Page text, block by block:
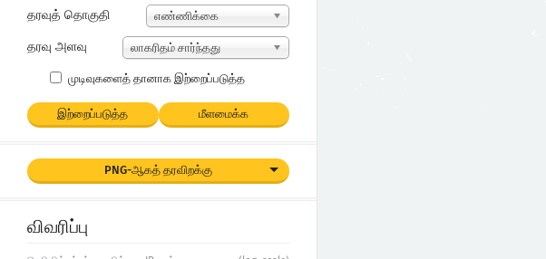
தரவுத் தொகுதி எண்ணிக்கை
தரவு அளவு லாகரிதம் சார்ந்தது
முடிவுகளைத் தானாக இற்றைப்படுத்த
இற்றைப்படுத்த மீளமைக்க
PNG-ஆகத் தரவிறக்கு
விவரிப்பு